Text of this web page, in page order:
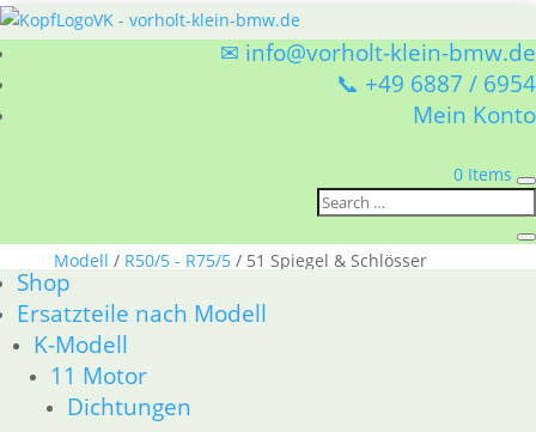
✉ info@vorholt-klein-bmw.de
📞 +49 6887 / 6954
Mein Konto
0 Items
Shop
Ersatzteile nach Modell
K-Modell
11 Motor
Dichtungen
Modell / R50/5 - R75/5/ 51 Spiegel & Schlösser
51 Spiegel & Schlösser
BMW R50/5 - R75/5 51 Spiegel & Schlösser
Alle 5 Ergebnisse werden angezeigt